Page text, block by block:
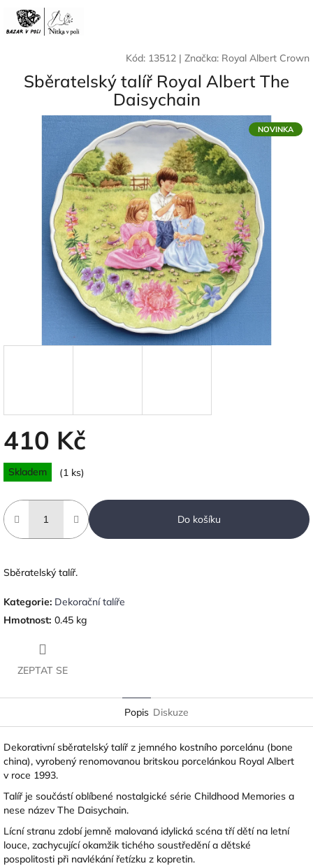
obsah
Kód: 13512 | Značka: Royal Albert Crown
Sběratelský talíř Royal Albert The
Daisychain
NOVINKA
410 Kč
Měrná
cena:
Skladem (1 ks)
Do košíku
Sběratelský talíř.
Kategorie: Dekorační talíře
Hmotnost: 0.45 kg
ZEPTAT SE
Popis Diskuze
Dekorativní sběratelský talíř z jemného kostního porcelánu (bone
china), vyrobený renomovanou britskou porcelánkou Royal Albert
v roce 1993.
Talíř je součástí oblíbené nostalgické série Childhood Memories a
nese název The Daisychain.
Lícní stranu zdobí jemně malovaná idylická scéna tří dětí na letní
louce, zachycující okamžik tichého soustředění a dětské
pospolitosti při navlékání řetízku z kopretin.